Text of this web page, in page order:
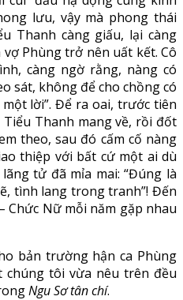
lưu, vậy mà phong thái
Thanh càng giấu, lại càng
Phùng trở nên uất kết. Cô
càng ngờ rằng, nàng có
sát, không để cho chồng có
lời”. Để ra oai, trước tiên
Thanh mang về, rồi đốt
theo, sau đó cấm cố nàng
thiệp với bất cứ một ai dù
tử đã mỉa mai: “Đúng là
tình lang trong tranh”! Đến
Chức Nữ mỗi năm gặp nhau
bản trường hận ca Phùng
chúng tôi vừa nêu trên đều
Ngu Sơ tân chí.